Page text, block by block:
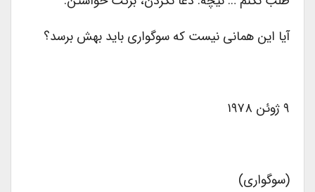
آیا این همانی نیست که سوگواری باید بهش برسد؟
(سوگواری)